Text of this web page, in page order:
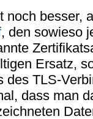
noch besser,
, den sowieso
Ersatz,
des TLS-
dass man